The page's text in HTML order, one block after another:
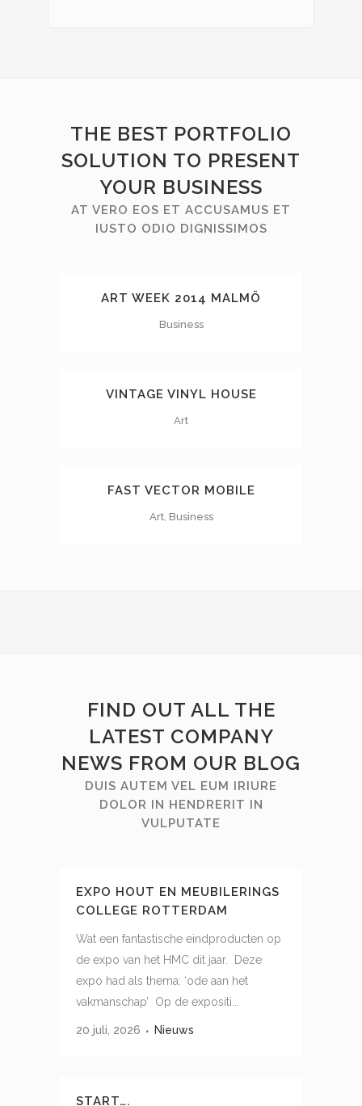
THE BEST PORTFOLIO
SOLUTION TO PRESENT
YOUR BUSINESS
AT VERO EOS ET ACCUSAMUS ET
IUSTO ODIO DIGNISSIMOS
ART WEEK 2014 MALMÖ
Business
VINTAGE VINYL HOUSE
Art
FAST VECTOR MOBILE
Art, Business
FIND OUT ALL THE
LATEST COMPANY
NEWS FROM OUR BLOG
DUIS AUTEM VEL EUM IRIURE
DOLOR IN HENDRERIT IN
VULPUTATE
EXPO HOUT EN MEUBILERINGS
COLLEGE ROTTERDAM
Wat een fantastische eindproducten op
de expo van het HMC dit jaar. Deze
expo had als thema: ‘ode aan het
vakmanschap’ Op de expositi...
20 juli, 2026 Nieuws
START….